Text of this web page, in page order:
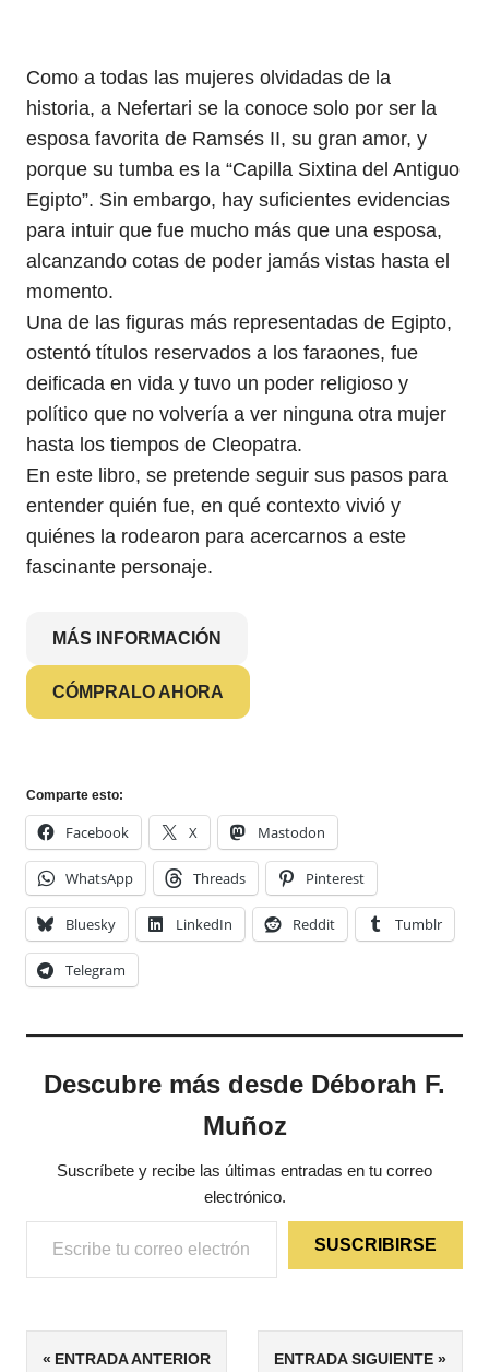
Como a todas las mujeres olvidadas de la
historia, a Nefertari se la conoce solo por ser la
esposa favorita de Ramsés II, su gran amor, y
porque su tumba es la “Capilla Sixtina del Antiguo
Egipto”. Sin embargo, hay suficientes evidencias
para intuir que fue mucho más que una esposa,
alcanzando cotas de poder jamás vistas hasta el
momento.
Una de las figuras más representadas de Egipto,
ostentó títulos reservados a los faraones, fue
deificada en vida y tuvo un poder religioso y
político que no volvería a ver ninguna otra mujer
hasta los tiempos de Cleopatra.
En este libro, se pretende seguir sus pasos para
entender quién fue, en qué contexto vivió y
quiénes la rodearon para acercarnos a este
fascinante personaje.
MÁS INFORMACIÓN
CÓMPRALO AHORA
Comparte esto:
Facebook X Mastodon
WhatsApp Threads Pinterest
Bluesky LinkedIn Reddit Tumblr
Telegram
Descubre más desde Déborah F.
Muñoz
Suscríbete y recibe las últimas entradas en tu correo
electrónico.
Escribe tu correo electrónico…
SUSCRIBIRSE
ETIQUETAS
5/5
Navegación
ENTRADA ANTERIOR ENTRADA SIGUIENTE